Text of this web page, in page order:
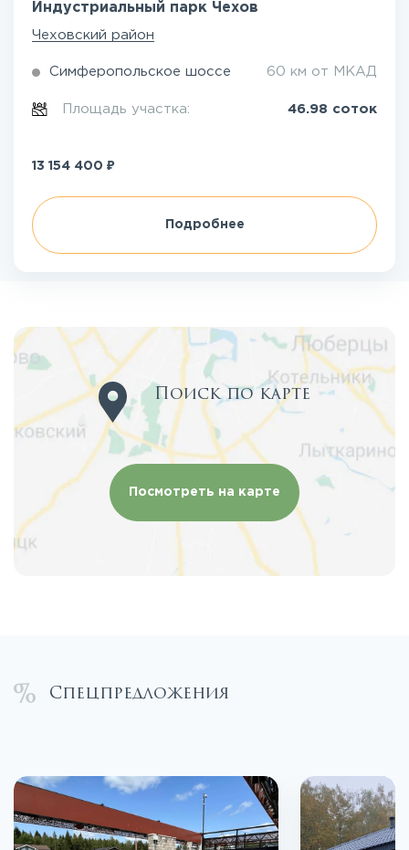
Индустриальный парк Чехов
Чеховский район
Симферопольское шоссе 60 км от МКАД
Площадь участка: 46.98 соток
13 154 400 ₽
Подробнее
Поиск по карте
Посмотреть на карте
Спецпредложения